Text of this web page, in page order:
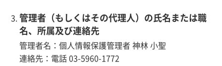
管理者（もしくはその代理人）の氏名または職
名、所属及び連絡先
管理者名：個人情報保護管理者 神林 小聖
連絡先：電話 03-5960-1772